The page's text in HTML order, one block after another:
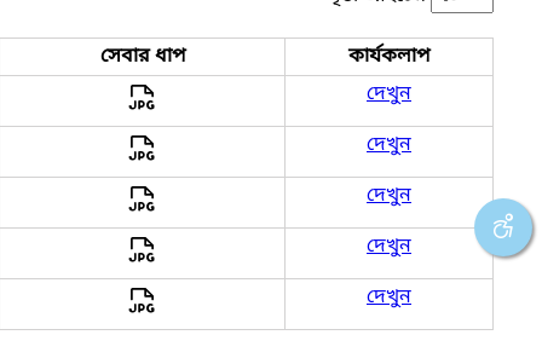
সেবার ধাপ
কার্যকলাপ
দেখুন
দেখুন
দেখুন
দেখুন
দেখুন